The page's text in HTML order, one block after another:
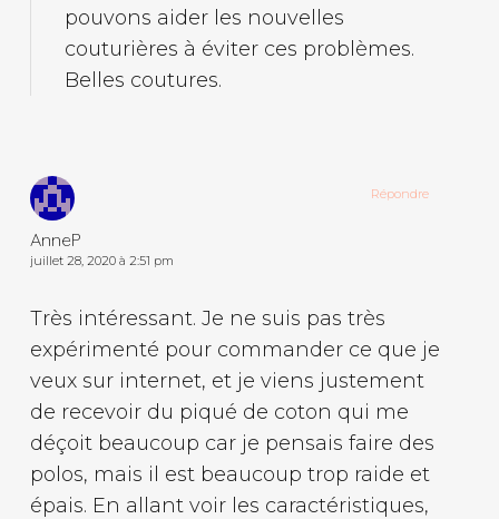
pouvons aider les nouvelles
couturières à éviter ces problèmes.
Belles coutures.
AnneP
juillet 28, 2020 à 2:51 pm
Très intéressant. Je ne suis pas très
expérimenté pour commander ce que je
veux sur internet, et je viens justement
de recevoir du piqué de coton qui me
déçoit beaucoup car je pensais faire des
polos, mais il est beaucoup trop raide et
épais. En allant voir les caractéristiques,
Répondre